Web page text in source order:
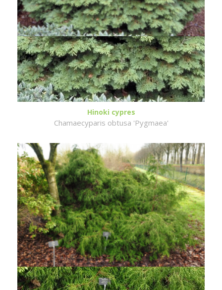
Hinoki cypres
Chamaecyparis obtusa 'Pygmaea'